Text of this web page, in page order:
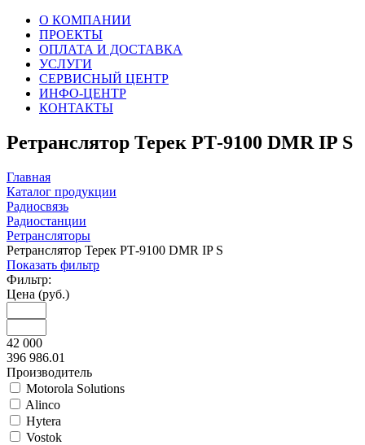
О КОМПАНИИ
ПРОЕКТЫ
ОПЛАТА И ДОСТАВКА
УСЛУГИ
СЕРВИСНЫЙ ЦЕНТР
ИНФО-ЦЕНТР
КОНТАКТЫ
Ретранслятор Терек РТ-9100 DMR IP S
Главная
Каталог продукции
Радиосвязь
Радиостанции
Ретрансляторы
Ретранслятор Терек РТ-9100 DMR IP S
Показать фильтр
Фильтр:
Цена (руб.)
42 000
396 986.01
Производитель
Motorola Solutions
Alinco
Hytera
Vostok